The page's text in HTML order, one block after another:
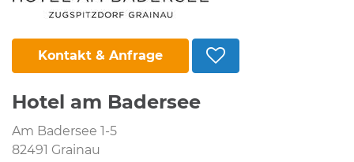
Kontakt & Anfrage
Hotel am Badersee
Am Badersee 1-5
82491 Grainau